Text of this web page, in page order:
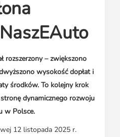
rozszerzony – zwiększono
wysokość dopłat i
środków. To kolejny krok
dynamicznego rozwoju
w Polsce.
12 listopada 2025 r.